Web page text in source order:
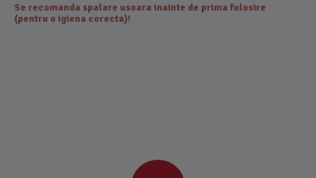
Se recomanda spalare usoara inainte de prima folosire
(pentru o igiena corecta)!